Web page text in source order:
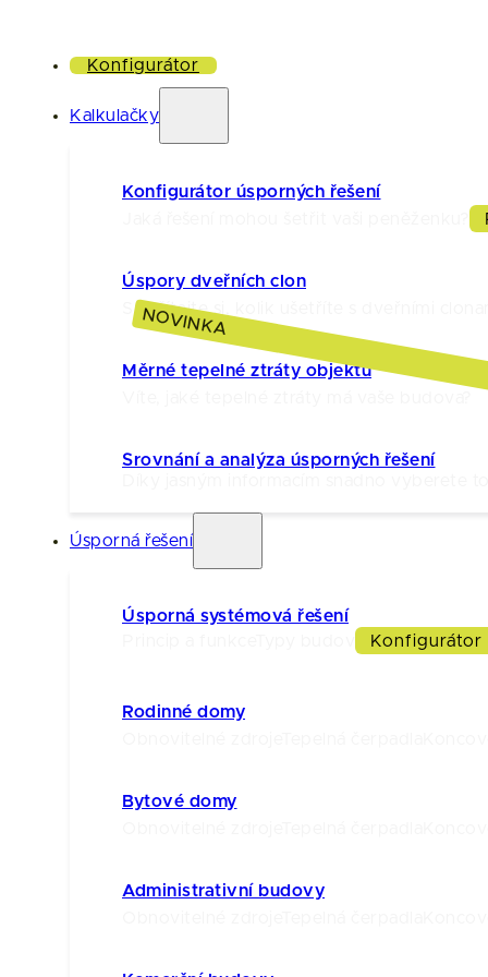
Konfigurátor
Kalkulačky
Konfigurátor úsporných řešení
Úspory dveřních clon
Spočítejte si, kolik ušetříte s dveřními
Měrné tepelné ztráty objektu
Srovnání a analýza úsporných řešení
NOVINKA
Úsporná řešení
Úsporná systémová řešení
Konfigurátor
Rodinné domy
Bytové domy
Administrativní budovy